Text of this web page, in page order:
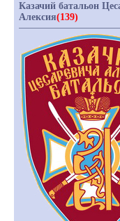
Казачий батальон
Алексия(139)